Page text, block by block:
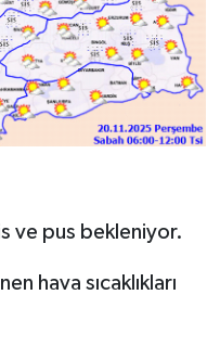
ve pus bekleniyor.
hava sıcaklıkları